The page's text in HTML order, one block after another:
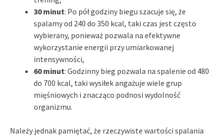
30 minut: Po pół godziny biegu szacuje się, że
spalamy od 240 do 350 kcal, taki czas jest często
wybierany, ponieważ pozwala na efektywne
wykorzystanie energii przy umiarkowanej
intensywności,
60 minut: Godzinny bieg pozwala na spalenie od 480
do 700 kcal, taki wysiłek angażuje wiele grup
mięśniowych i znacząco podnosi wydolność
organizmu.
Należy jednak pamiętać, że rzeczywiste wartości spalania